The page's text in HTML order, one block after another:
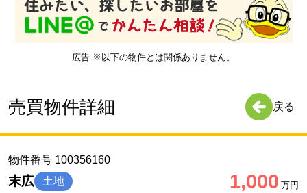
広告 ※以下の物件とは関係ありません。
売買物件詳細 戻る
物件番号 100356160
末広 土地 1,000 万円